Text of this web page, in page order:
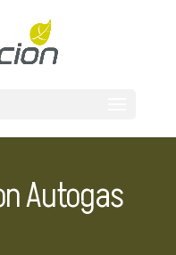
Autogas